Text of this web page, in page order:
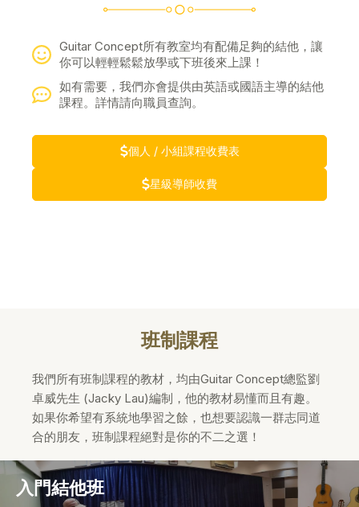
Guitar Concept所有教室均有配備足夠的結他，讓
你可以輕輕鬆鬆放學或下班後來上課！
如有需要，我們亦會提供由英語或國語主導的結他
課程。詳情請向職員查詢。
個人 / 小組課程收費表
星級導師收費
班制課程
我們所有班制課程的教材，均由Guitar Concept總監劉
卓威先生 (Jacky Lau)編制，他的教材易懂而且有趣。
如果你希望有系統地學習之餘，也想要認識一群志同道
合的朋友，班制課程絕對是你的不二之選！
入門結他班